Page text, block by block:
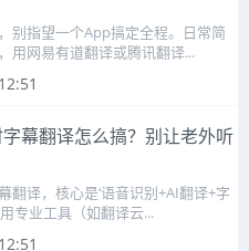
别指望一个App搞定全程。日常简
用网易有道翻译或腾讯翻译...
幕翻译怎么搞？别让老外听
翻译，核心是‘语音识别+AI翻译+字
专业工具（如翻译云...